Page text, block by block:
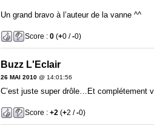
Un grand bravo à l’auteur de la vanne ^^
Score : 0(+0 /-0)
Buzz L'Eclair
26 MAI 2010@ 14:01:56
C’est juste super drôle…Et complétement
Score : +2 (+2 /-0)